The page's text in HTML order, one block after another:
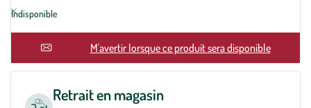
Indisponible
M'avertir lorsque ce produit sera disponible
Retrait en magasin